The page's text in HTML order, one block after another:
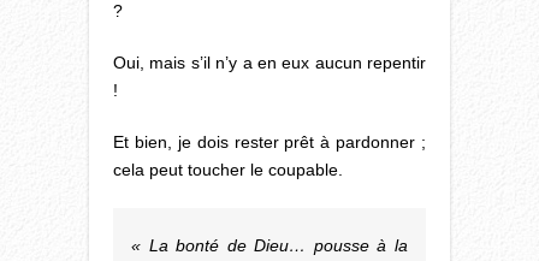
?
Oui, mais s’il n’y a en eux aucun repentir
!
Et bien, je dois rester prêt à pardonner ;
cela peut toucher le coupable.
« La bonté de Dieu… pousse à la